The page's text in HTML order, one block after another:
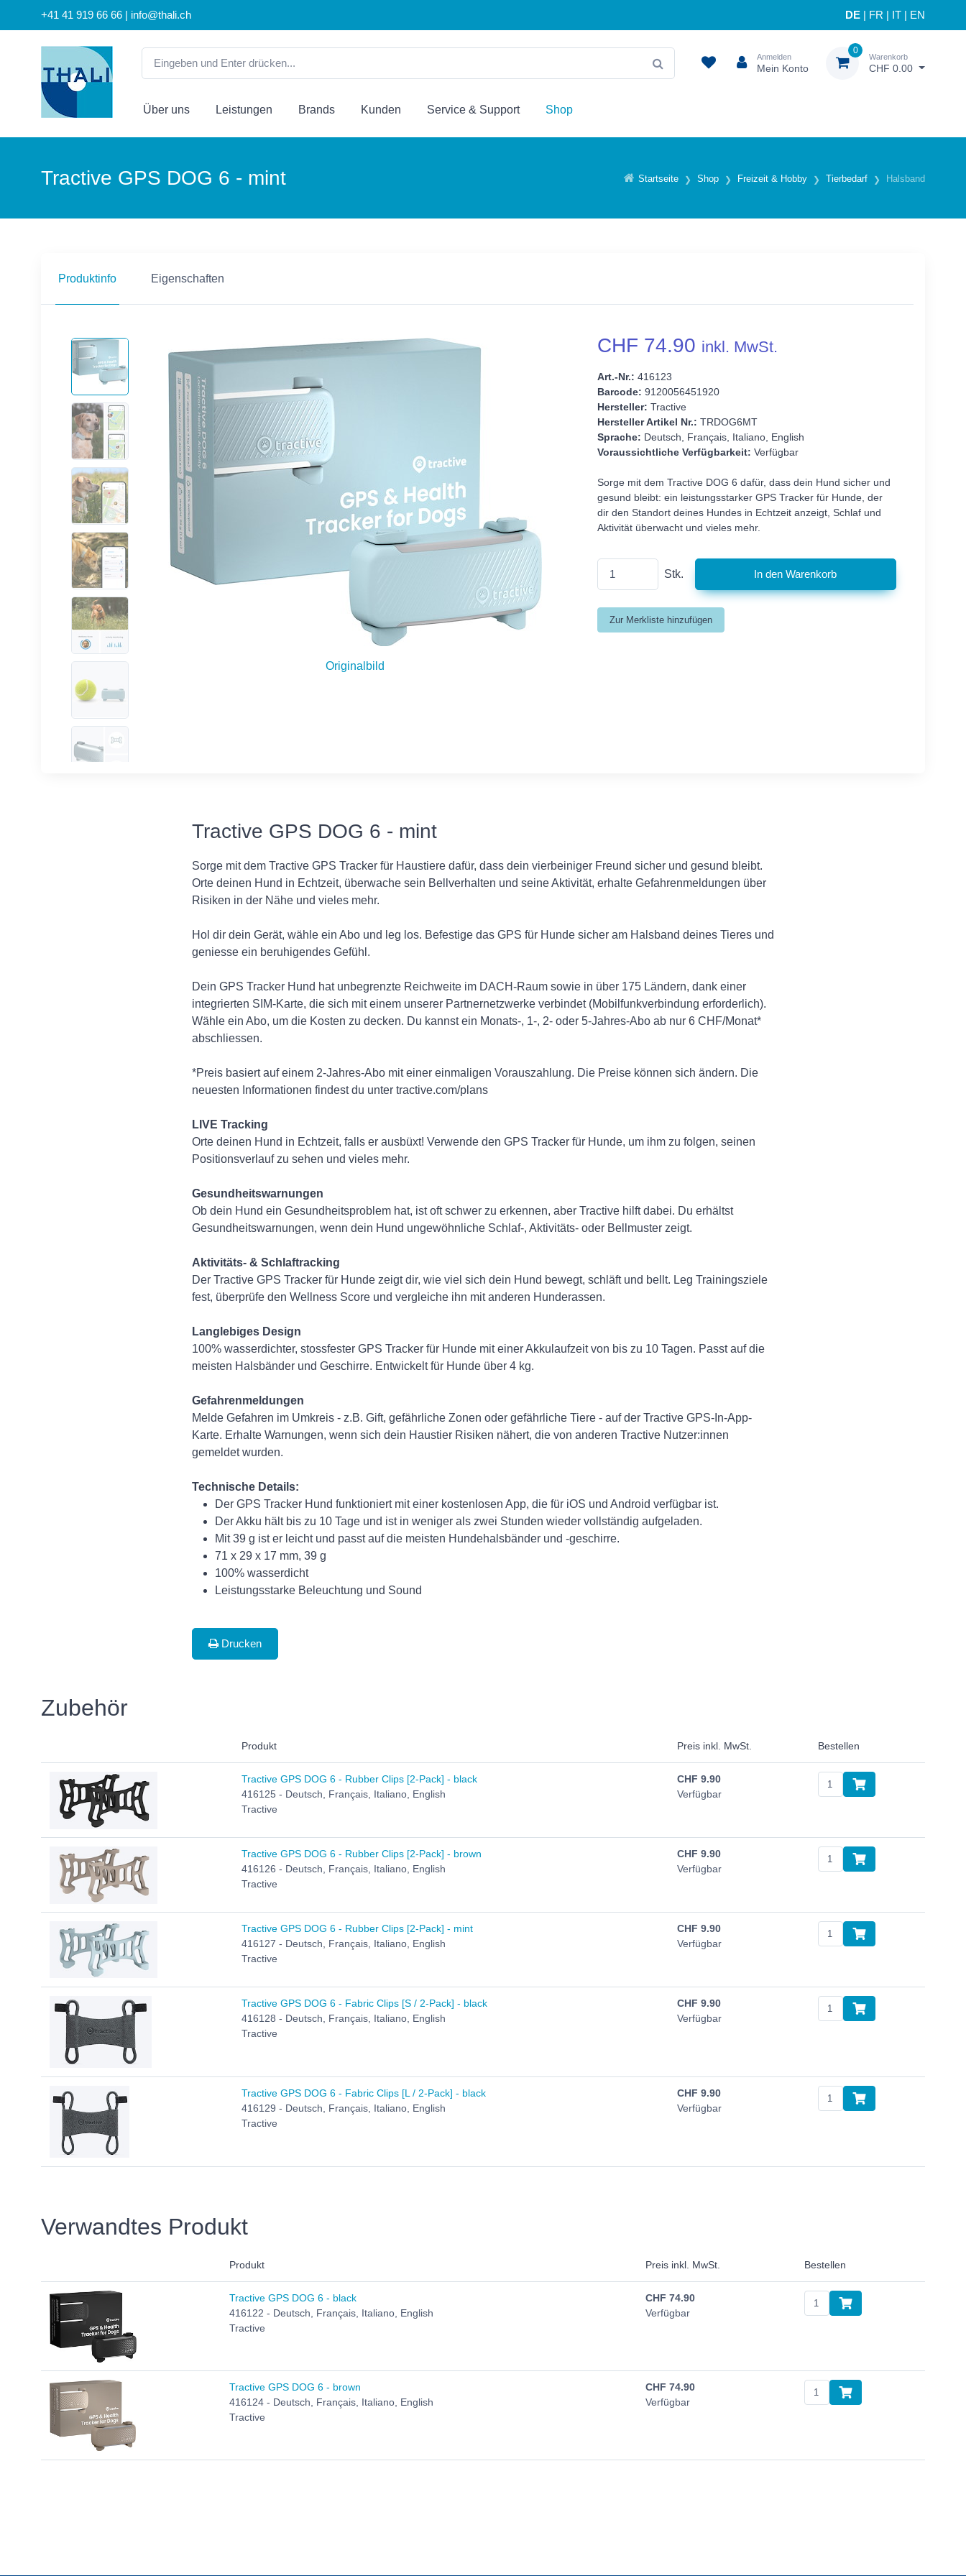
+41 41 919 66 66 | info@thali.ch DE FR IT EN
Anmelden
Mein Konto
0
Warenkorb
CHF 0.00
Über uns Leistungen Brands Kunden Service & Support Shop
Startseite Shop Freizeit & Hobby Tierbedarf Halsband
Tractive GPS DOG 6 - mint
Produktinfo Eigenschaften
Originalbild
CHF 74.90 inkl. MwSt.
Art.-Nr.: 416123
Barcode: 9120056451920
Hersteller: Tractive
Hersteller Artikel Nr.: TRDOG6MT
Sprache: Deutsch, Français, Italiano, English
Voraussichtliche Verfügbarkeit: Verfügbar
Sorge mit dem Tractive DOG 6 dafür, dass dein Hund sicher und
gesund bleibt: ein leistungsstarker GPS Tracker für Hunde, der
dir den Standort deines Hundes in Echtzeit anzeigt, Schlaf und
Aktivität überwacht und vieles mehr.
Stk.
Tractive GPS DOG 6 - mint
Sorge mit dem Tractive GPS Tracker für Haustiere dafür, dass dein vierbeiniger Freund sicher und gesund bleibt.
Orte deinen Hund in Echtzeit, überwache sein Bellverhalten und seine Aktivität, erhalte Gefahrenmeldungen über
Risiken in der Nähe und vieles mehr.
Hol dir dein Gerät, wähle ein Abo und leg los. Befestige das GPS für Hunde sicher am Halsband deines Tieres und
geniesse ein beruhigendes Gefühl.
Dein GPS Tracker Hund hat unbegrenzte Reichweite im DACH-Raum sowie in über 175 Ländern, dank einer
integrierten SIM-Karte, die sich mit einem unserer Partnernetzwerke verbindet (Mobilfunkverbindung erforderlich).
Wähle ein Abo, um die Kosten zu decken. Du kannst ein Monats-, 1-, 2- oder 5-Jahres-Abo ab nur 6 CHF/Monat*
abschliessen.
*Preis basiert auf einem 2-Jahres-Abo mit einer einmaligen Vorauszahlung. Die Preise können sich ändern. Die
neuesten Informationen findest du unter tractive.com/plans
LIVE Tracking
Orte deinen Hund in Echtzeit, falls er ausbüxt! Verwende den GPS Tracker für Hunde, um ihm zu folgen, seinen
Positionsverlauf zu sehen und vieles mehr.
Gesundheitswarnungen
Ob dein Hund ein Gesundheitsproblem hat, ist oft schwer zu erkennen, aber Tractive hilft dabei. Du erhältst
Gesundheitswarnungen, wenn dein Hund ungewöhnliche Schlaf-, Aktivitäts- oder Bellmuster zeigt.
Aktivitäts- & Schlaftracking
Der Tractive GPS Tracker für Hunde zeigt dir, wie viel sich dein Hund bewegt, schläft und bellt. Leg Trainingsziele
fest, überprüfe den Wellness Score und vergleiche ihn mit anderen Hunderassen.
Langlebiges Design
100% wasserdichter, stossfester GPS Tracker für Hunde mit einer Akkulaufzeit von bis zu 10 Tagen. Passt auf die
meisten Halsbänder und Geschirre. Entwickelt für Hunde über 4 kg.
Gefahrenmeldungen
Melde Gefahren im Umkreis - z.B. Gift, gefährliche Zonen oder gefährliche Tiere - auf der Tractive GPS-In-App-
Karte. Erhalte Warnungen, wenn sich dein Haustier Risiken nähert, die von anderen Tractive Nutzer:innen
gemeldet wurden.
Technische Details:
Der GPS Tracker Hund funktioniert mit einer kostenlosen App, die für iOS und Android verfügbar ist.
Der Akku hält bis zu 10 Tage und ist in weniger als zwei Stunden wieder vollständig aufgeladen.
Mit 39 g ist er leicht und passt auf die meisten Hundehalsbänder und -geschirre.
71 x 29 x 17 mm, 39 g
100% wasserdicht
Leistungsstarke Beleuchtung und Sound
Drucken
Zubehör
Produkt Preis inkl. MwSt. Bestellen
Tractive GPS DOG 6 - Rubber Clips [2-Pack] - black
416125 - Deutsch, Français, Italiano, English
Tractive
CHF 9.90
Verfügbar
Tractive GPS DOG 6 - Rubber Clips [2-Pack] - brown
416126 - Deutsch, Français, Italiano, English
Tractive
CHF 9.90
Verfügbar
Tractive GPS DOG 6 - Rubber Clips [2-Pack] - mint
416127 - Deutsch, Français, Italiano, English
Tractive
CHF 9.90
Verfügbar
Tractive GPS DOG 6 - Fabric Clips [S / 2-Pack] - black
416128 - Deutsch, Français, Italiano, English
Tractive
CHF 9.90
Verfügbar
Tractive GPS DOG 6 - Fabric Clips [L / 2-Pack] - black
416129 - Deutsch, Français, Italiano, English
Tractive
CHF 9.90
Verfügbar
Verwandtes Produkt
Produkt Preis inkl. MwSt. Bestellen
Tractive GPS DOG 6 - black
416122 - Deutsch, Français, Italiano, English
Tractive
CHF 74.90
Verfügbar
Tractive GPS DOG 6 - brown
416124 - Deutsch, Français, Italiano, English
Tractive
CHF 74.90
Verfügbar